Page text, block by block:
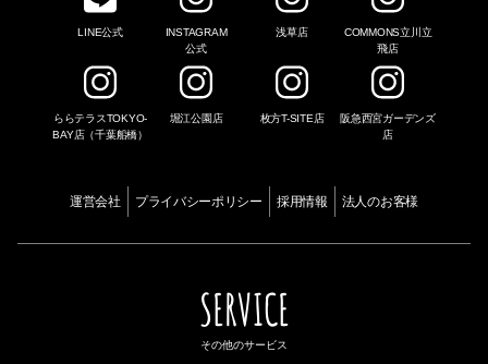
LINE公式
INSTAGRAM
公式
浅草店
COMMONS立川立
飛店
ららテラスTOKYO-
BAY店（千葉船橋）
堀江公園店 枚方T-SITE店
阪急西宮ガーデンズ
店
運営会社 プライバシーポリシー 採用情報 法人のお客様
SERVICE
その他のサービス